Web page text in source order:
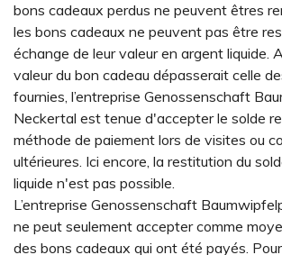
bons cadeaux perdus ne peuvent êtres
les bons cadeaux ne peuvent pas être
échange de leur valeur en argent liquide.
valeur du bon cadeau dépasserait celle
fournies, l’entreprise Genossenschaft
Neckertal est tenue d'accepter le solde
méthode de paiement lors de visites ou
ultérieures. Ici encore, la restitution du
liquide n'est pas possible.
L’entreprise Genossenschaft
ne peut seulement accepter comme
des bons cadeaux qui ont été payés.